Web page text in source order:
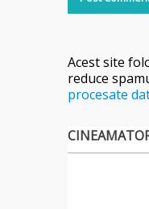
Acest site
reduce
procesate